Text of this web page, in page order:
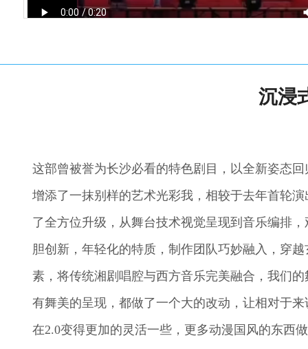
沉浸
这部曾被誉为长沙必看的特色剧目，以全新姿态
增添了一抹别样的艺术光彩我，相较于去年首轮
了全方位升级，从舞台技术视觉呈现到音乐编排
胆创新，年轻化的特质，制作团队巧妙融入，穿
素，将传统湘剧唱腔与西方音乐完美融合，我们
有舞美的呈现，都做了一个大的改动，让相对于
在2.0变得更加的灵活一些，更多动漫国风的东西